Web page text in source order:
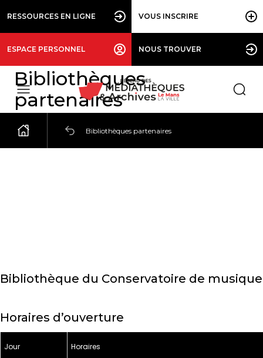
RESSOURCES EN LIGNE VOUS INSCRIRE
ESPACE PERSONNEL NOUS TROUVER
Bibliothèques partenaires
Bibliothèques
partenaires
Bibliothèque du Conservatoire de musique
Horaires d’ouverture
Jour Horaires